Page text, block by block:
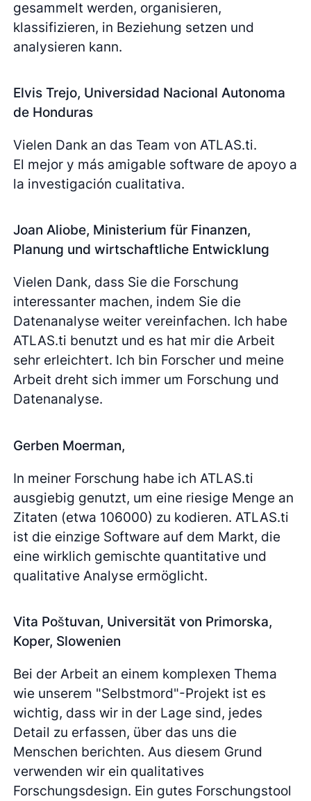
gesammelt werden, organisieren,
klassifizieren, in Beziehung setzen und
analysieren kann.
Elvis Trejo, Universidad Nacional Autonoma
de Honduras
Vielen Dank an das Team von ATLAS.ti.
El mejor y más amigable software de apoyo a
la investigación cualitativa.
Joan Aliobe, Ministerium für Finanzen,
Planung und wirtschaftliche Entwicklung
Vielen Dank, dass Sie die Forschung
interessanter machen, indem Sie die
Datenanalyse weiter vereinfachen. Ich habe
ATLAS.ti benutzt und es hat mir die Arbeit
sehr erleichtert. Ich bin Forscher und meine
Arbeit dreht sich immer um Forschung und
Datenanalyse.
Gerben Moerman,
In meiner Forschung habe ich ATLAS.ti
ausgiebig genutzt, um eine riesige Menge an
Zitaten (etwa 106000) zu kodieren. ATLAS.ti
ist die einzige Software auf dem Markt, die
eine wirklich gemischte quantitative und
qualitative Analyse ermöglicht.
Vita Poštuvan, Universität von Primorska,
Koper, Slowenien
Bei der Arbeit an einem komplexen Thema
wie unserem "Selbstmord"-Projekt ist es
wichtig, dass wir in der Lage sind, jedes
Detail zu erfassen, über das uns die
Menschen berichten. Aus diesem Grund
verwenden wir ein qualitatives
Forschungsdesign. Ein gutes Forschungstool